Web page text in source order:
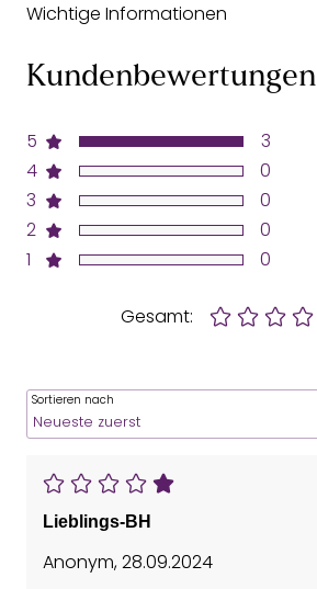
Wichtige Informationen
Kundenbewertungen
5
4
3
2
1
3
0
0
0
0
Gesamt:
Sortieren nach
Lieblings-BH
Anonym,28.09.2024